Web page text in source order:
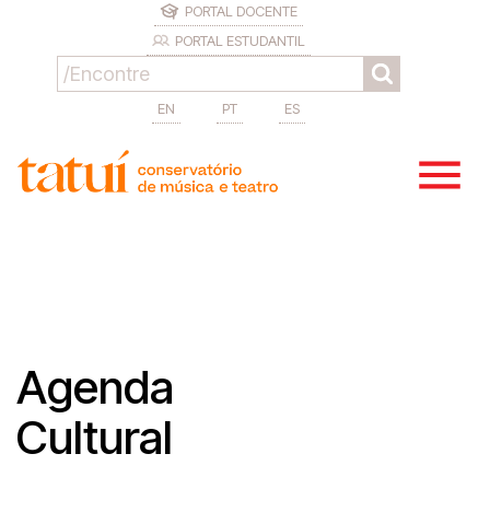
PORTAL DOCENTE
PORTAL ESTUDANTIL
EN PT ES
Agenda
Cultural